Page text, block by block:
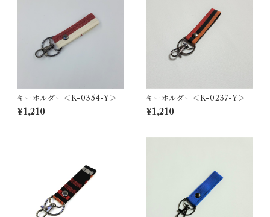
キーホルダー＜K-0354-Y＞
¥1,210
キーホルダー＜K-0237-Y＞
¥1,210